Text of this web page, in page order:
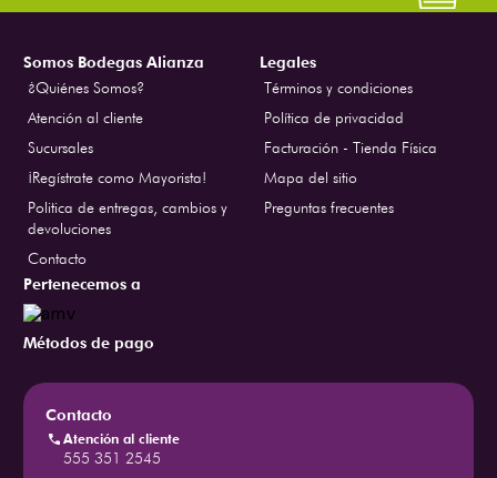
Somos Bodegas Alianza
¿Quiénes Somos?
Atención al cliente
Sucursales
¡Regístrate como Mayorista!
Politica de entregas, cambios y
devoluciones
Contacto
Legales
Términos y condiciones
Política de privacidad
Facturación - Tienda Física
Mapa del sitio
Preguntas frecuentes
Pertenecemos a
Métodos de pago
Contacto
Atención al cliente
555 351 2545